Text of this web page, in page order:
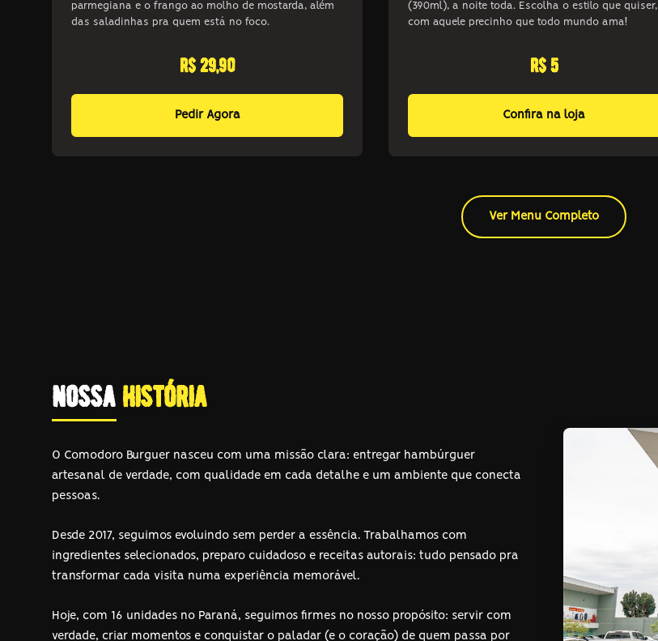
parmegiana e o frango ao molho de mostarda, além
das saladinhas pra quem está no foco.
r$ 29,90
Pedir Agora
(390ml), a noite toda. Escolha o estilo que quiser,
com aquele precinho que todo mundo ama!
r$ 5
Confira na loja
Ver Menu Completo
nossa história
O Comodoro Burguer nasceu com uma missão clara: entregar hambúrguer
artesanal de verdade, com qualidade em cada detalhe e um ambiente que conecta
pessoas.
Desde 2017, seguimos evoluindo sem perder a essência. Trabalhamos com
ingredientes selecionados, preparo cuidadoso e receitas autorais: tudo pensado pra
transformar cada visita numa experiência memorável.
Hoje, com 16 unidades no Paraná, seguimos firmes no nosso propósito: servir com
verdade, criar momentos e conquistar o paladar (e o coração) de quem passa por